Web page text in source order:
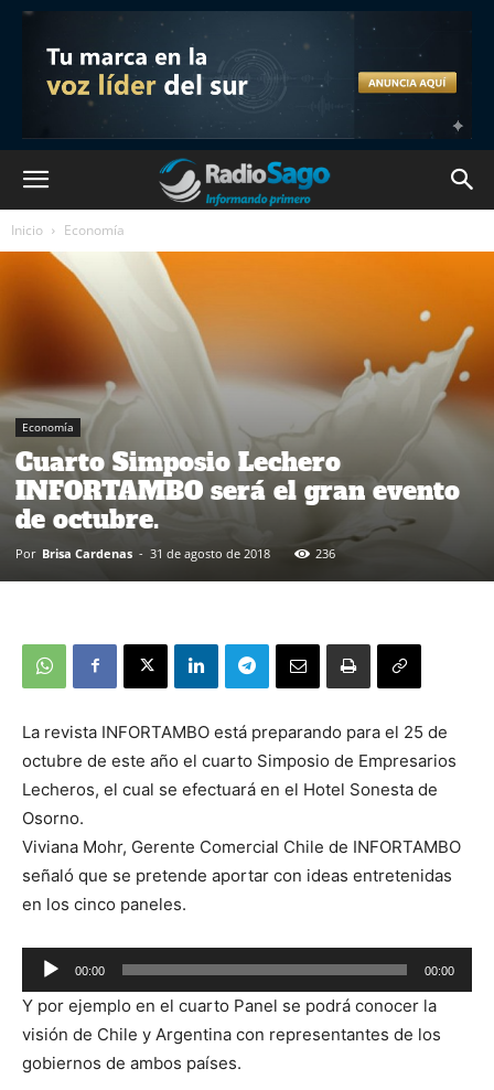
Inicio Economía
Economía
Cuarto Simposio Lechero
INFORTAMBO será el gran evento
de octubre.
Por Brisa Cardenas - 31 de agosto de 2018 236
La revista INFORTAMBO está preparando para el 25 de
octubre de este año el cuarto Simposio de Empresarios
Lecheros, el cual se efectuará en el Hotel Sonesta de
Osorno.
Viviana Mohr, Gerente Comercial Chile de INFORTAMBO
señaló que se pretende aportar con ideas entretenidas
en los cinco paneles.
Reproductor
de
audio
00:00 00:00
Y por ejemplo en el cuarto Panel se podrá conocer la
visión de Chile y Argentina con representantes de los
gobiernos de ambos países.